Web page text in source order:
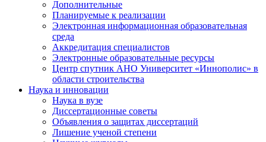
Дополнительные
Планируемые к реализации
Электронная информационная образовательная
среда
Аккредитация специалистов
Электронные образовательные ресурсы
Центр спутник АНО Университет «Иннополис» в
области строительства
Наука и инновации
Наука в вузе
Диссертационные советы
Объявления о защитах диссертаций
Лишение ученой степени